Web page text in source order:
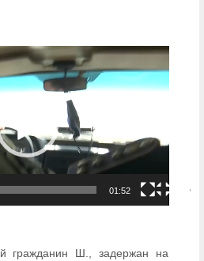
01:52
гражданин Ш., задержан на